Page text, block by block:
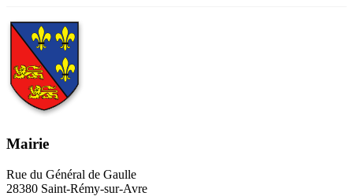
Mairie
Rue du Général de Gaulle
28380 Saint-Rémy-sur-Avre